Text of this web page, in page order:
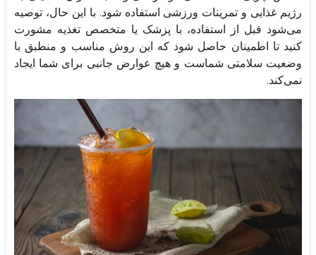
رژیم غذایی و تمرینات ورزشی استفاده شود. با این حال، توصیه
می‌شود قبل از استفاده، با پزشک یا متخصص تغذیه مشورت
کنید تا اطمینان حاصل شود که این روش مناسب و منطبق با
وضعیت سلامتی شماست و هیچ عوارض جانبی برای شما ایجاد
نمی‌کند.